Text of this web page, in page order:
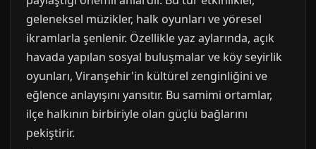
geleneksel müzikler, halk oyunları ve yöresel
ikramlarla şenlenir. Özellikle yaz aylarında, açık
havada yapılan sosyal buluşmalar ve köy seyirlik
oyunları, Viranşehir'in kültürel zenginliğini ve
eğlence anlayışını yansıtır. Bu samimi ortamlar,
ilçe halkının birbiriyle olan güçlü bağlarını
pekiştirir.